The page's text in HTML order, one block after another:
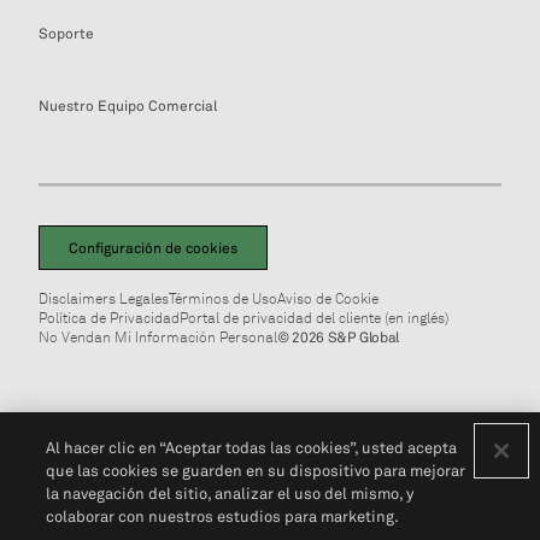
Soporte
Nuestro Equipo Comercial
Configuración de cookies
Disclaimers LegalesTérminos de UsoAviso de Cookie
Política de PrivacidadPortal de privacidad del cliente (en inglés)
No Vendan Mi Información Personal© 2026 S&P Global
Al hacer clic en “Aceptar todas las cookies”, usted acepta
que las cookies se guarden en su dispositivo para mejorar
la navegación del sitio, analizar el uso del mismo, y
colaborar con nuestros estudios para marketing.